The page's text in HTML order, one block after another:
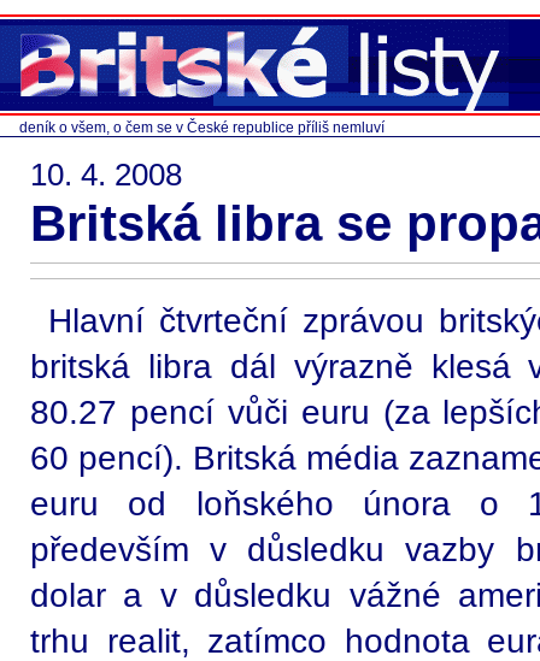
deník o všem, o čem se v České republice příliš nemluví
10. 4. 2008
Britská libra se
Hlavní čtvrteční zprávou
britská libra dál výrazně
80.27 pencí vůči euru (za
60 pencí). Britská média
euru od loňského února o
především v důsledku vazby
dolar a v důsledku vážné
trhu realit, zatímco hodnota